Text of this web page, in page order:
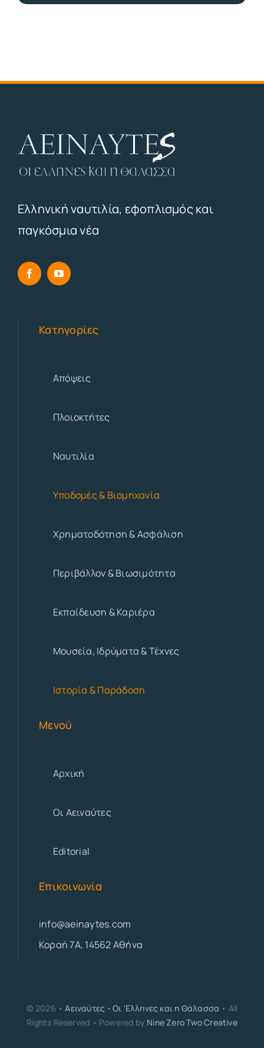
Ελληνική ναυτιλία, εφοπλισμός και
παγκόσμια νέα
Κατηγορίες
Απόψεις
Πλοιοκτήτες
Ναυτιλία
Υποδομές & Βιομηχανία
Χρηματοδότηση & Ασφάλιση
Περιβάλλον & Βιωσιμότητα
Εκπαίδευση & Καριέρα
Μουσεία, Ιδρύματα & Τέχνες
Ιστορία & Παράδοση
Μενού
Αρχική
Οι Αειναύτες
Editorial
Επικοινωνία
info@aeinaytes.com
Κοραή 7Α, 14562 Αθήνα
© 2026 •Αειναύτες - Οι 'Ελληνες και η Θάλασσα • All
Rights Reserved • Powered by Nine Zero Two Creative